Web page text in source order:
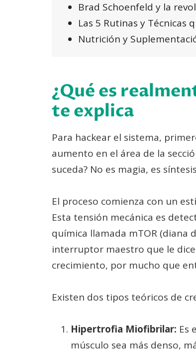
Brad Schoenfeld y la
Las 5 Rutinas y Técnicas
Nutrición y
¿Qué es
te explica
Para hackear el sistema,
aumento en el área de la
suceda? No es magia, es
El proceso comienza con un
Esta tensión mecánica es
química llamada mTOR (diana
interruptor maestro que le dice
crecimiento, por mucho que
Existen dos tipos teóricos de
Hipertrofia Miofibrilar: Es
músculo sea más denso,